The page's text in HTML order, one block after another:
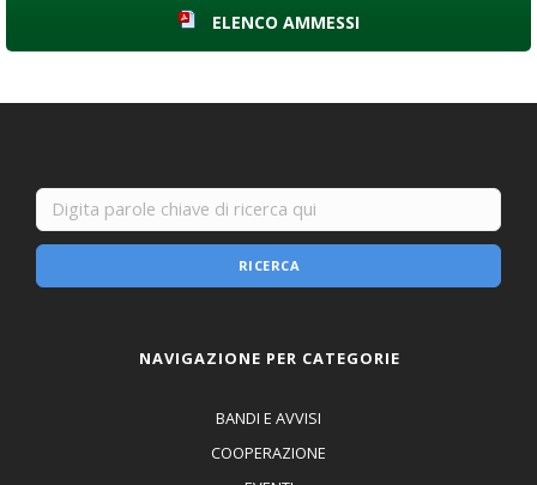
ELENCO AMMESSI
RICERCA
NAVIGAZIONE PER CATEGORIE
BANDI E AVVISI
COOPERAZIONE